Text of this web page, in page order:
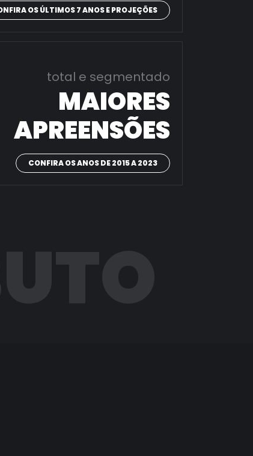
OS ÚLTIMOS 7 ANOS E PROJEÇÕES
total e segmentado
MAIORES
APREENSÕES
CONFIRA OS ANOS DE 2015 A 2023